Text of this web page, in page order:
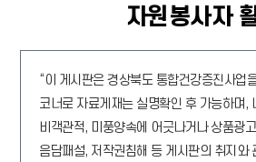
자원봉사자
“이 게시판은 경상북도 통합건강증진사업
코너로 자료게재는 실명확인 후 가능하며,
비객관적, 미풍양속에 어긋나거나 상품광
음담패설, 저작권침해 등 게시판의 취지와